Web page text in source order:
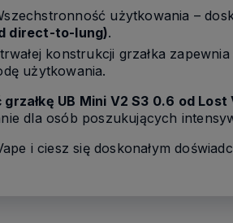
użytkowania –
direct-to-lung).
konstrukcji grzałka
użytkowania.
UB Mini V2 S3 0.6 od Lost
dla osób poszukujących
i ciesz się doskonałym